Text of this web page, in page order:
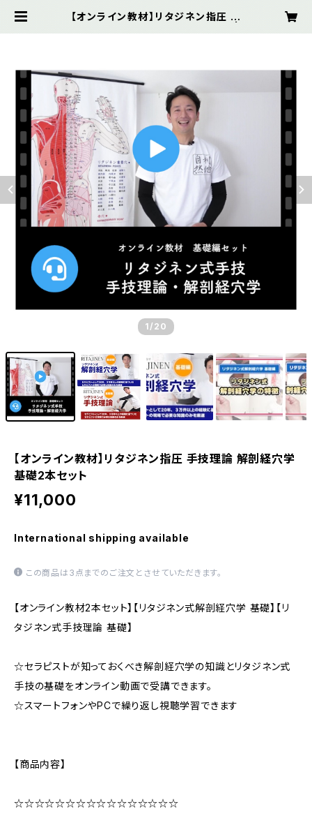
【オンライン教材】リタジネン指圧 手
1 /20
【オンライン教材】リタジネン指圧 手技理論 解剖経穴学
基礎2本セット
¥11,000
International shipping available
この商品は3点までのご注文とさせていただきます。
【オンライン教材2本セット】【リタジネン式解剖経穴学 基礎】【リ
タジネン式手技理論 基礎】
☆セラピストが知っておくべき解剖経穴学の知識とリタジネン式
手技の基礎をオンライン動画で受講できます。
☆スマートフォンやPCで繰り返し視聴学習できます
【商品内容】
☆☆☆☆☆☆☆☆☆☆☆☆☆☆☆☆